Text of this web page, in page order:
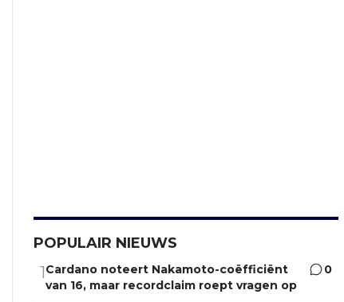
POPULAIR NIEUWS
1Cardano noteert Nakamoto-coëfficiënt
van 16, maar recordclaim roept vragen op
0